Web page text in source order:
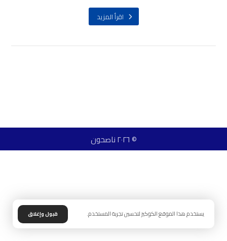
اقرأ المزيد
© ٢٠٢٦ ناصحون
يستخدم هذا الموقع الكوكيز لتحسين تجربة المستخدم. قبول وإغلاق